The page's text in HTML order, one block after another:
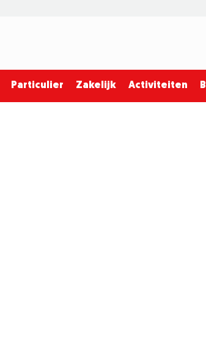
Particulier Zakelijk Activiteiten